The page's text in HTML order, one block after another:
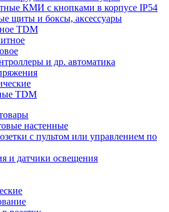
КМИ с кнопками в корпусе IP54
щиты и боксы, аксессуары
TDM
и др. автоматика
TDM
настенные
с пультом или управлением по
и датчики освещения